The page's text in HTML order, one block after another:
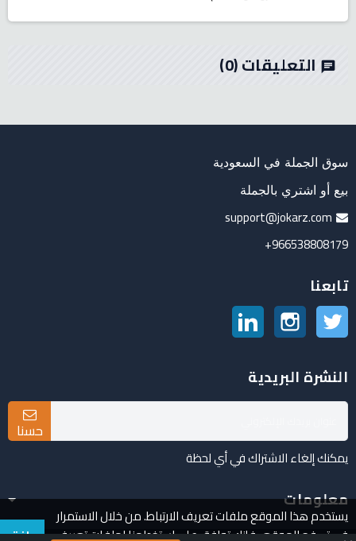
chat التعليقات(0)
سوق الجملة في السعودية
بيع أو اشتري بالجملة
support@jokarz.com
966538808179+
تابعنا
تويتر انستغرام
النشرة البريدية
حسنا
يمكنك إلغاء الاشتراك في أي لحظة
معلومات
يستخدم هذا الموقع ملفات تعريف الارتباط. من خلال الاستمرار
في تصفح الموقع ، فإنك توافق على استخدامنا لملفات تعريف
وافق